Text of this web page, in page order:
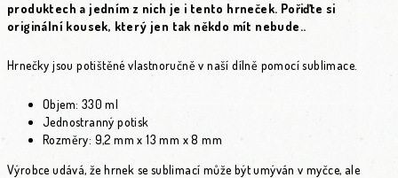
produktech a jedním z nich je i tento hrneček. Pořiďte si
originální kousek, který jen tak někdo mít nebude..
Hrnečky jsou potištěné vlastnoručně v naší dílně pomocí sublimace.
Objem: 330 ml
Jednostranný potisk
Rozměry: 9,2 mm x 13 mm x 8 mm
Výrobce udává, že hrnek se sublimací může být umýván v myčce, ale